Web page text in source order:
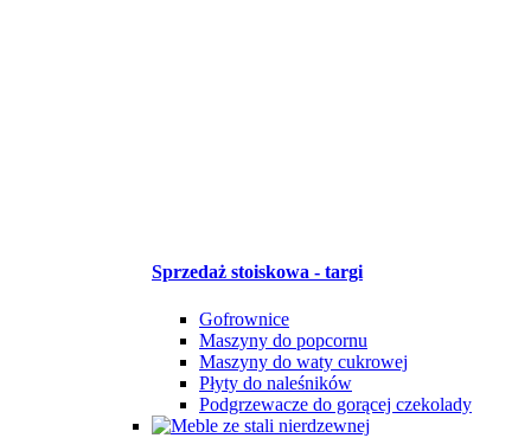
Sprzedaż stoiskowa - targi
Gofrownice
Maszyny do popcornu
Maszyny do waty cukrowej
Płyty do naleśników
Podgrzewacze do gorącej czekolady